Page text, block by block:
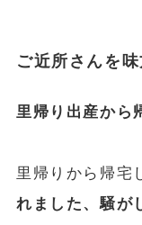
ご近所さんを味
里帰り出産から
里帰りから帰宅
れました、騒が